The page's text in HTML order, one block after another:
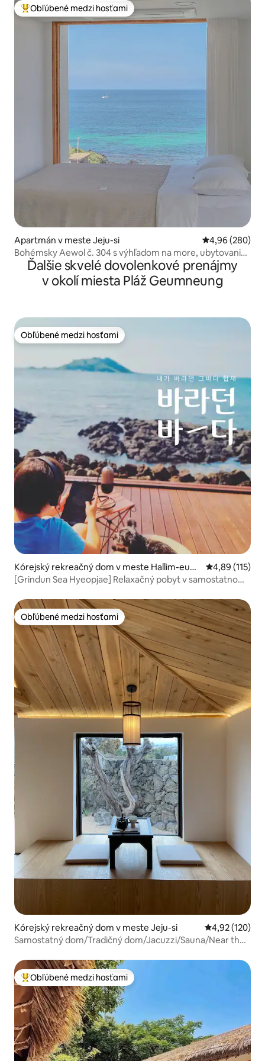
Najobľúbenejšie medzi hosťami
Obľúbené medzi hosťami
Apartmán v meste Jeju-si Priemerné
4,96 (280)
Bohémsky Aewol č. 304 s výhľadom na more, ubytovanie
s jejujskou atmosférou
Ďalšie skvelé dovolenkové prenájmy
v okolí miesta Pláž Geumneung
Obľúbené medzi hosťami
Obľúbené medzi hosťami
Kórejský rekreačný dom v meste Hallim-eub,
Cheju
Priemerné
4,89 (115)
[Grindun Sea Hyeopjae] Relaxačný pobyt v samostatnom
reštaurácie v okolí
Obľúbené medzi hosťami
Obľúbené medzi hosťami
Kórejský rekreačný dom v meste Jeju-si Priemerné
4,92 (120)
Samostatný dom/Tradičný dom/Jacuzzi/Sauna/Near the
Najobľúbenejšie medzi hosťami
Obľúbené medzi hosťami